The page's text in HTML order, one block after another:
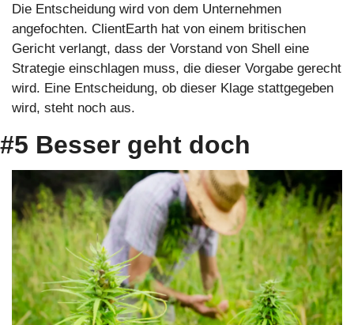
Die Entscheidung wird von dem Unternehmen
angefochten. ClientEarth hat von einem britischen
Gericht verlangt, dass der Vorstand von Shell eine
Strategie einschlagen muss, die dieser Vorgabe gerecht
wird. Eine Entscheidung, ob dieser Klage stattgegeben
wird, steht noch aus.
#5 Besser geht doch